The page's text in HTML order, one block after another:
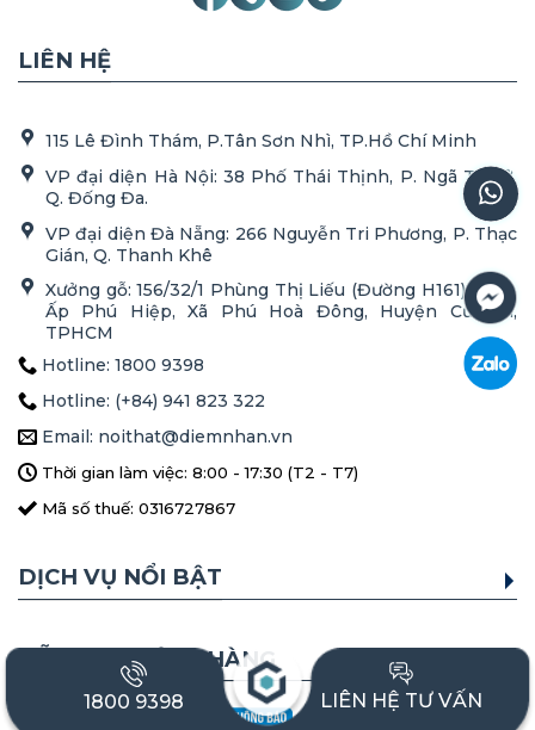
LIÊN HỆ
115 Lê Đình Thám, P.Tân Sơn Nhì, TP.Hồ Chí Minh
VP đại diện Hà Nội: 38 Phố Thái Thịnh, P. Ngã Tư Sở,
Q. Đống Đa.
VP đại diện Đà Nẵng: 266 Nguyễn Tri Phương, P. Thạc
Gián, Q. Thanh Khê
Xưởng gỗ: 156/32/1 Phùng Thị Liếu (Đường H161), Tổ 3,
Ấp Phú Hiệp, Xã Phú Hoà Đông, Huyện Củ Chi,
TPHCM
Hotline: 1800 9398
Hotline: (+84) 941 823 322
Email: noithat@diemnhan.vn
Thời gian làm việc: 8:00 - 17:30 (T2 - T7)
Mã số thuế: 0316727867
DỊCH VỤ NỔI BẬT
HỖ TRỢ KHÁCH HÀNG
1800 9398 LIÊN HỆ TƯ VẤN